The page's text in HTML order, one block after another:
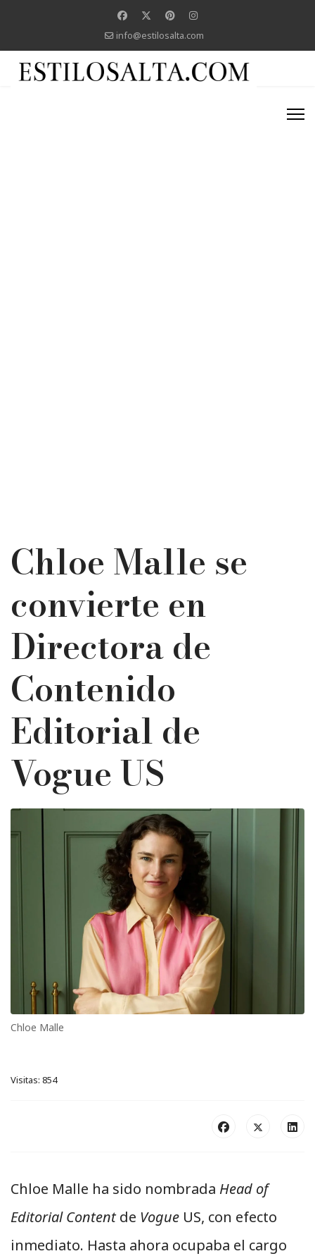
info@estilosalta.com
Chloe Malle
Chloe Malle se
convierte en
Directora de
Contenido
Editorial de
Vogue US
Visitas: 854
Chloe Malle ha sido nombrada Head of
Editorial Contentde Vogue US, con efecto
inmediato. Hasta ahora ocupaba el cargo